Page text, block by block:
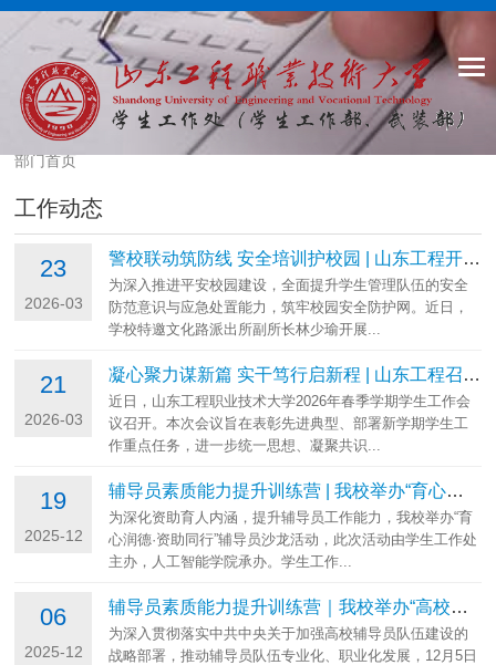
部门首页
工作动态
23
2026-03
警校联动筑防线 安全培训护校园 | 山东工程开展安全工作专题培训
为深入推进平安校园建设，全面提升学生管理队伍的安全
防范意识与应急处置能力，筑牢校园安全防护网。近日，
学校特邀文化路派出所副所长林少瑜开展...
21
2026-03
凝心聚力谋新篇 实干笃行启新程 | 山东工程召开2026年春季学期学生工作...
近日，山东工程职业技术大学2026年春季学期学生工作会
议召开。本次会议旨在表彰先进典型、部署新学期学生工
作重点任务，进一步统一思想、凝聚共识...
19
2025-12
辅导员素质能力提升训练营 | 我校举办“育心润德·资助同行”辅导员沙龙...
为深化资助育人内涵，提升辅导员工作能力，我校举办“育
心润德·资助同行”辅导员沙龙活动，此次活动由学生工作处
主办，人工智能学院承办。学生工作...
06
2025-12
辅导员素质能力提升训练营｜我校举办“高校专职辅导员职业发展晋升路径...
为深入贯彻落实中共中央关于加强高校辅导员队伍建设的
战略部署，推动辅导员队伍专业化、职业化发展，12月5日